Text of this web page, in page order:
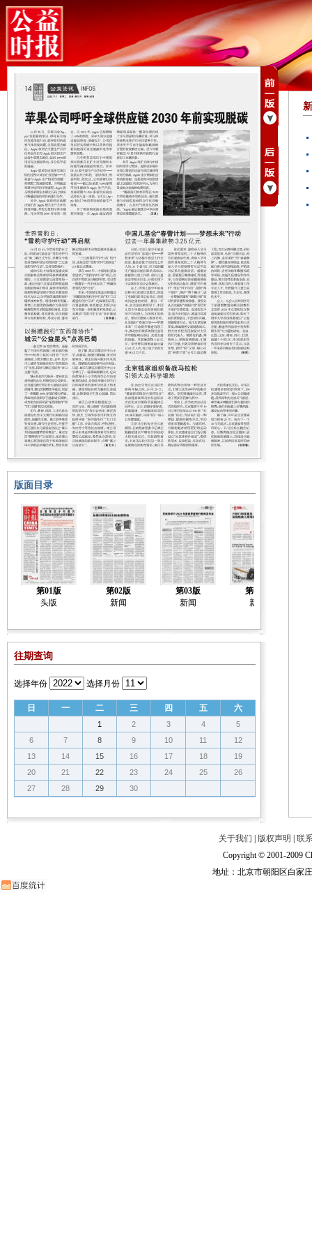
版面目录
第01版
头版
第02版
新闻
第03版
新闻
第04版
新闻
往期查询
选择年份 选择月份
日 一 二 三 四 五 六
1 2 3 4
5
6
7 8 9 10 11
12
13
14 15 16 17 18
19
20
21 22 23 24 25
26
27
28 29 30
关于我们 版权声明
联
Copyright © 2001-2009
地址：北京市朝阳区白家